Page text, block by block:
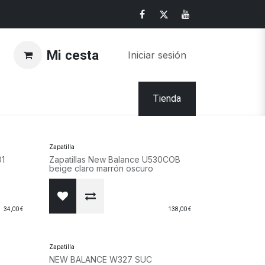
Mi cesta Iniciar sesión
Tienda
34,00€
Zapatilla
Zapatillas New Balance U530COB
beige claro marrón oscuro
138,00€
Zapatilla
NEW BALANCE W327 SUC